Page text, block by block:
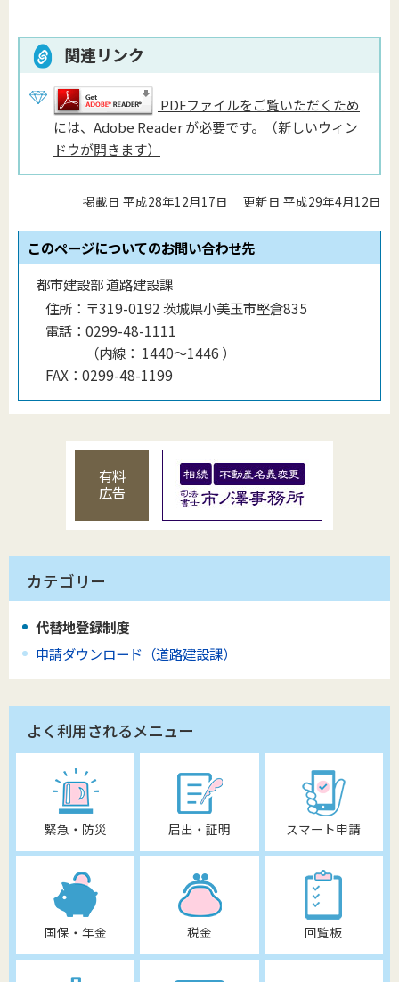
関連リンク
PDFファイルをご覧いただくため
には、Adobe Reader が必要です。（新しいウィン
ドウが開きます）
掲載日 平成28年12月17日 更新日 平成29年4月12日
このページについてのお問い合わせ先
都市建設部 道路建設課
住所： 〒319-0192 茨城県小美玉市堅倉835
電話： 0299-48-1111
（内線 ： 1440〜1446 ）
FAX： 0299-48-1199
有料
広告
カテゴリー
代替地登録制度
申請ダウンロード（道路建設課）
よく利用されるメニュー
緊急・防災 届出・証明 スマート申請
国保・年金 税金 回覧板